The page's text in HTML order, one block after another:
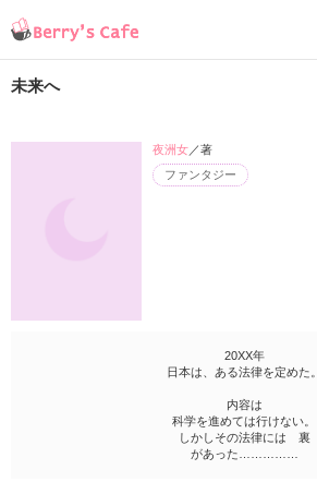
未来へ
ファンタジー
夜洲女／著
20XX年
日本は、ある法律を定めた。
内容は
科学を進めては行けない。
しかしその法律には 裏
があった……………